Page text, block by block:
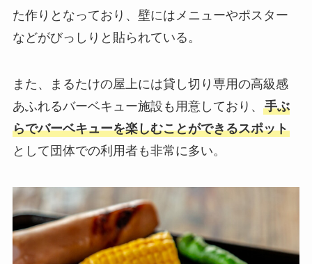
た作りとなっており、壁にはメニューやポスター
などがびっしりと貼られている。
また、まるたけの屋上には貸し切り専用の高級感
あふれるバーベキュー施設も用意しており、 手ぶ
らでバーベキューを楽しむことができるスポット
として団体での利用者も非常に多い。